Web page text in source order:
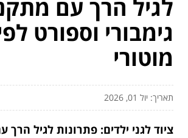
לגיל הרך עם
גימבורי וספורט
מוטורי
תאריך: יול 01, 2026
ציוד לגני ילדים: פתרונות לגיל הרך